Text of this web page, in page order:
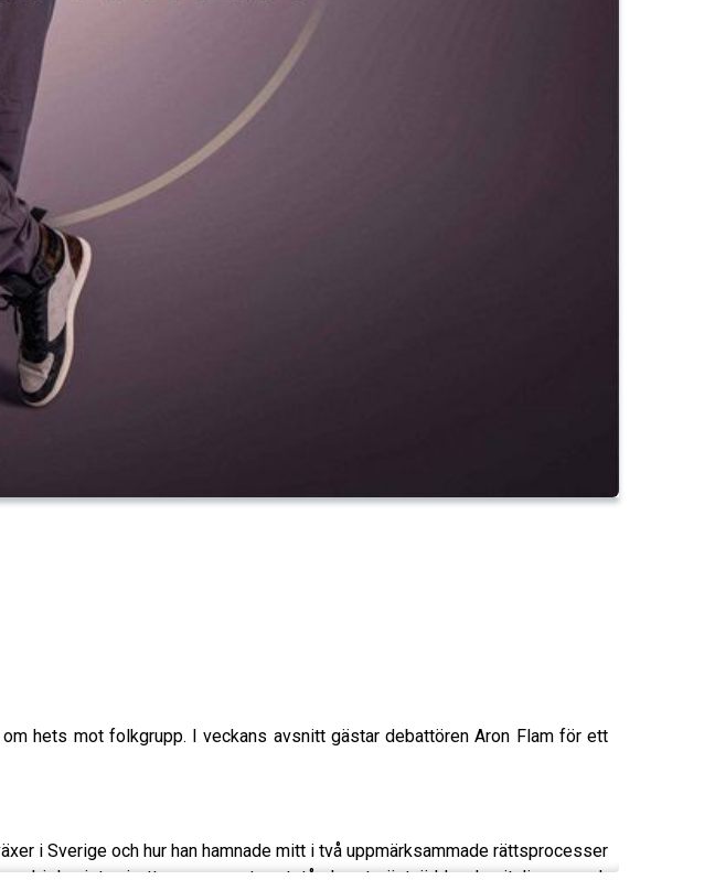
hets mot folkgrupp. I veckans avsnitt gästar debattören Aron Flam för ett
i Sverige och hur han hamnade mitt i två uppmärksammade rättsprocesser